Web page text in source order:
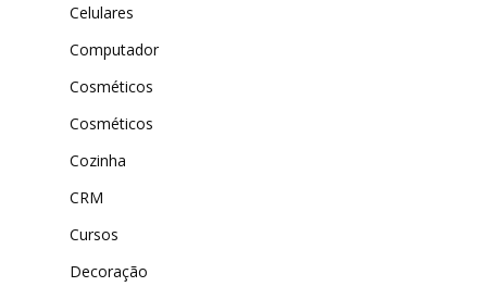
Celulares
Computador
Cosméticos
Cosméticos
Cozinha
CRM
Cursos
Decoração